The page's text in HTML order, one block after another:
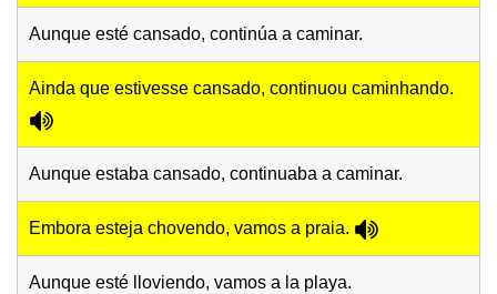
Aunque esté cansado, continúa a caminar.
Ainda que estivesse cansado, continuou caminhando.
Aunque estaba cansado, continuaba a caminar.
Embora esteja chovendo, vamos a praia.
Aunque esté lloviendo, vamos a la playa.